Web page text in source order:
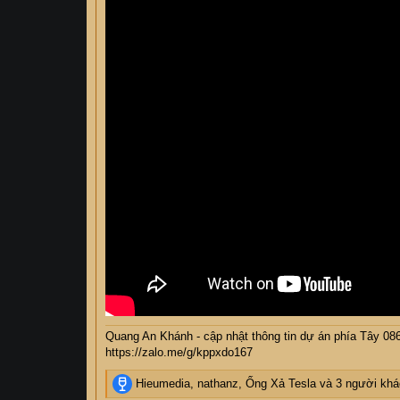
Quang An Khánh - cập nhật thông tin dự án phía Tây
https://zalo.me/g/kppxdo167
R
Hieumedia, nathanz, Ống Xả Teslavà 3 người